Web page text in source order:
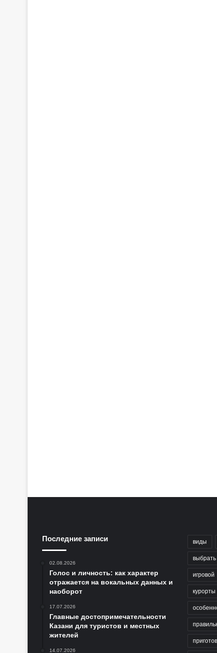
Последние записи
02.08.2026
Голос и личность: как характер
отражается на вокальных данных и
наоборот
17.07.2026
Главные достопримечательности
Казани для туристов и местных
жителей
14.07.2026
виды
выбрать
игровой
курорты